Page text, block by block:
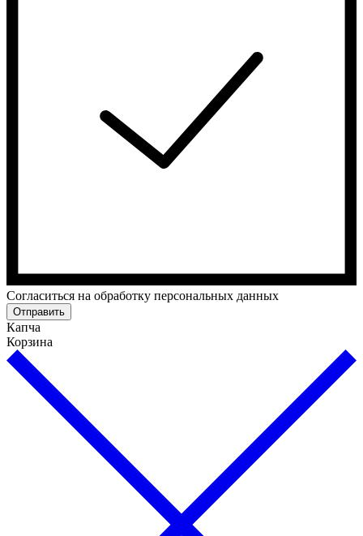
Cогласиться на обработку персональных данных
Отправить
Капча
Корзина